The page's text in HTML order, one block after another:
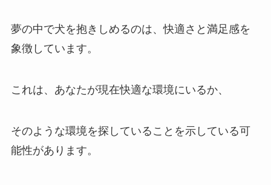
夢の中で犬を抱きしめるのは、快適さと満足感を
象徴しています。
これは、あなたが現在快適な環境にいるか、
そのような環境を探していることを示している可
能性があります。